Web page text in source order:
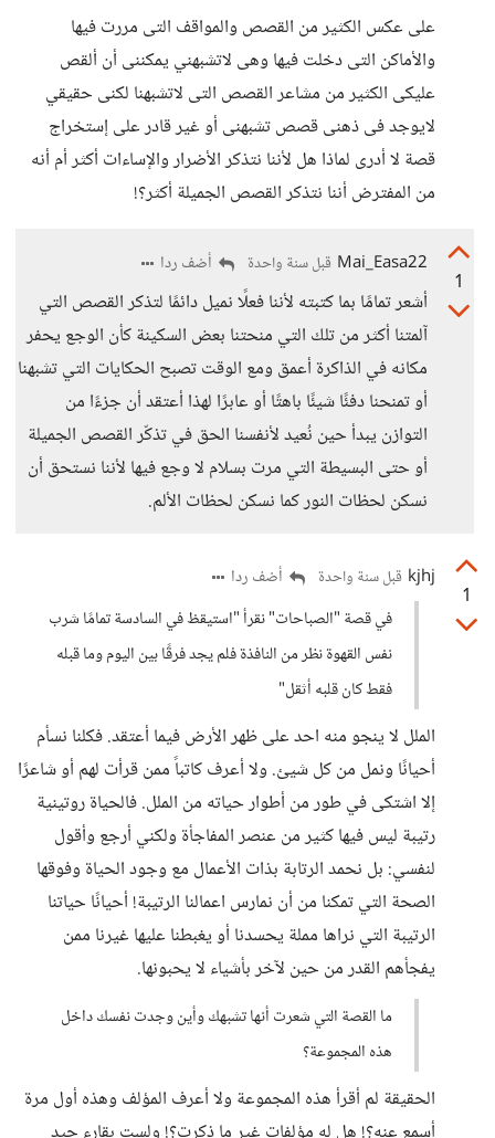
على عكس الكثير من القصص والمواقف التى مررت فيها
والأماكن التى دخلت فيها وهى لاتشبهني يمكننى أن ألقص
عليكى الكثير من مشاعر القصص التى لاتشبهنا لكنى حقيقي
لايوجد فى ذهنى قصص تشبهنى أو غير قادر على إستخراج
قصة لا أدرى لماذا هل لأننا نتذكر الأضرار والإساءات أكثر أم أنه
من المفترض أننا نتذكر القصص الجميلة أكثر؟!
1
Mai_Easa22 قبل سنة واحدة أضف ردا
أشعر تمامًا بما كتبته لأننا فعلًا نميل دائمًا لتذكر القصص التي
آلمتنا أكثر من تلك التي منحتنا بعض السكينة كأن الوجع يحفر
مكانه في الذاكرة أعمق ومع الوقت تصبح الحكايات التي تشبهنا
أو تمنحنا دفئًا شيئًا باهتًا أو عابرًا لهذا أعتقد أن جزءًا من
التوازن يبدأ حين نُعيد لأنفسنا الحق في تذكّر القصص الجميلة
أو حتى البسيطة التي مرت بسلام لا وجع فيها لأننا نستحق أن
نسكن لحظات النور كما نسكن لحظات الألم.
1
kjhj قبل سنة واحدة
أضف ردا
في قصة "الصباحات" نقرأ "استيقظ في السادسة تمامًا شرب
نفس القهوة نظر من النافذة فلم يجد فرقًا بين اليوم وما قبله
فقط كان قلبه أثقل"
الملل لا ينجو منه احد على ظهر الأرض فيما أعتقد. فكلنا نسأم
أحيانًا ونمل من كل شيئ. ولا أعرف كاتباً ممن قرأت لهم أو شاعرًا
إلا اشتكى في طور من أطوار حياته من الملل. فالحياة روتينية
رتيبة ليس فيها كثير من عنصر المفاجأة ولكني أرجع وأقول
لنفسي: بل نحمد الرتابة بذات الأعمال مع وجود الحياة وفوقها
الصحة التي تمكنا من أن نمارس اعمالنا الرتيبة! أحيانًا حياتنا
الرتيبة التي نراها مملة يحسدنا أو يغبطنا عليها غيرنا ممن
يفجأهم القدر من حين لآخر بأشياء لا يحبونها.
ما القصة التي شعرت أنها تشبهك وأين وجدت نفسك داخل
هذه المجموعة؟
الحقيقة لم أقرأ هذه المجموعة ولا أعرف المؤلف وهذه أول مرة